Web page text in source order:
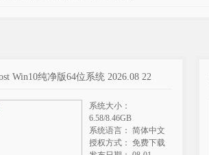
Win10纯净版64位系统 2026.08 22
系统大小：
6.58/8.46GB
系统语言： 简体中文
授权方式： 免费下载